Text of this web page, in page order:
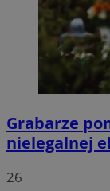
Grabarze
nielegalnej
26